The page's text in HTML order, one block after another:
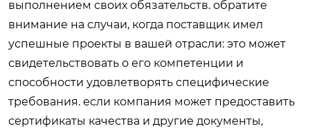
выполнением своих обязательств. обратите
внимание на случаи, когда поставщик имел
успешные проекты в вашей отрасли: это может
свидетельствовать о его компетенции и
способности удовлетворять специфические
требования. если компания может предоставить
сертификаты качества и другие документы,